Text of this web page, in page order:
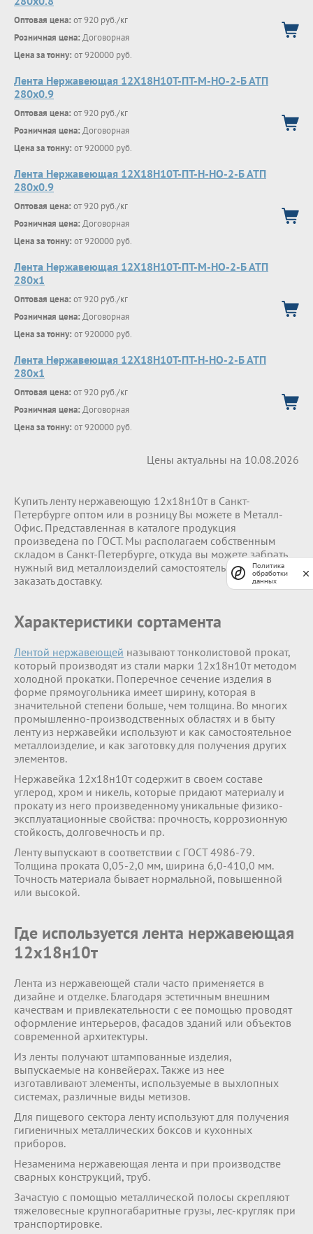
Оптовая цена: от 920 руб./кг
Розничная цена: Договорная
Цена за тонну: от 920000 руб.
Лента Нержавеющая 12Х18Н10Т-ПТ-М-НО-2-Б АТП
280х0.9
Оптовая цена: от 920 руб./кг
Розничная цена: Договорная
Цена за тонну: от 920000 руб.
Лента Нержавеющая 12Х18Н10Т-ПТ-Н-НО-2-Б АТП
280х0.9
Оптовая цена: от 920 руб./кг
Розничная цена: Договорная
Цена за тонну: от 920000 руб.
Лента Нержавеющая 12Х18Н10Т-ПТ-М-НО-2-Б АТП
280х1
Оптовая цена: от 920 руб./кг
Розничная цена: Договорная
Цена за тонну: от 920000 руб.
Лента Нержавеющая 12Х18Н10Т-ПТ-Н-НО-2-Б АТП
280х1
Оптовая цена: от 920 руб./кг
Розничная цена: Договорная
Цена за тонну: от 920000 руб.
Цены актуальны на 10.08.2026
Купить ленту нержавеющую 12х18н10т в Санкт-
Петербурге оптом или в розницу Вы можете в Металл-
Офис. Представленная в каталоге продукция
произведена по ГОСТ. Мы располагаем собственным
складом в Санкт-Петербурге, откуда вы можете забрать
нужный вид металлоизделий самостоятельно или
заказать доставку.
Характеристики сортамента
Лентой нержавеющей называют тонколистовой прокат,
который производят из стали марки 12х18н10т методом
холодной прокатки. Поперечное сечение изделия в
форме прямоугольника имеет ширину, которая в
значительной степени больше, чем толщина. Во многих
промышленно-производственных областях и в быту
ленту из нержавейки используют и как самостоятельное
металлоизделие, и как заготовку для получения других
элементов.
Нержавейка 12х18н10т содержит в своем составе
углерод, хром и никель, которые придают материалу и
прокату из него произведенному уникальные физико-
эксплуатационные свойства: прочность, коррозионную
стойкость, долговечность и пр.
Ленту выпускают в соответствии с ГОСТ 4986-79.
Толщина проката 0,05-2,0 мм, ширина 6,0-410,0 мм.
Точность материала бывает нормальной, повышенной
или высокой.
Где используется лента нержавеющая
12х18н10т
Лента из нержавеющей стали часто применяется в
дизайне и отделке. Благодаря эстетичным внешним
качествам и привлекательности с ее помощью проводят
оформление интерьеров, фасадов зданий или объектов
современной архитектуры.
Из ленты получают штампованные изделия,
выпускаемые на конвейерах. Также из нее
изготавливают элементы, используемые в выхлопных
системах, различные виды метизов.
Для пищевого сектора ленту используют для получения
гигиеничных металлических боксов и кухонных
приборов.
Незаменима нержавеющая лента и при производстве
сварных конструкций, труб.
Зачастую с помощью металлической полосы скрепляют
тяжеловесные крупногабаритные грузы, лес-кругляк при
транспортировке.
Политика
обработки
данных